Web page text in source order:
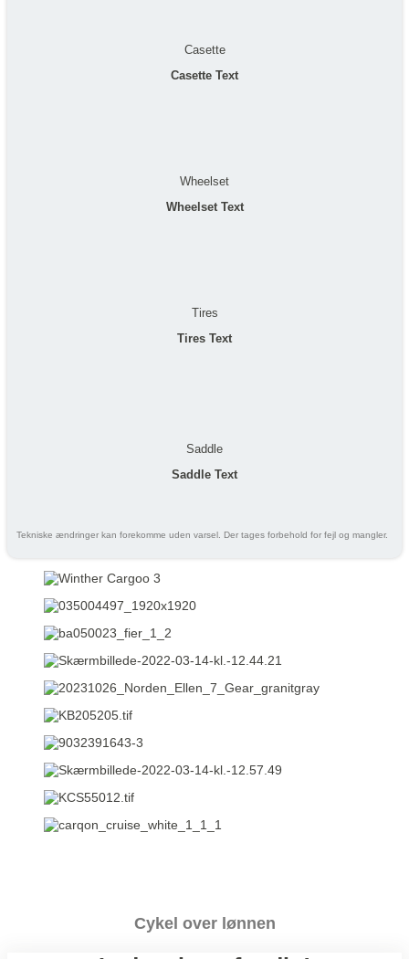
Casette
Casette Text
Wheelset
Wheelset Text
Tires
Tires Text
Saddle
Saddle Text
Tekniske ændringer kan forekomme uden varsel. Der tages forbehold for fejl og mangler.
Cykel over lønnen